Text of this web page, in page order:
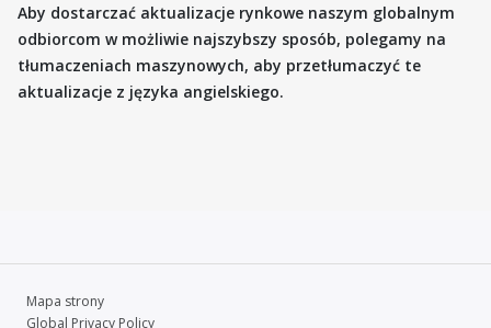
Aby dostarczać aktualizacje rynkowe naszym globalnym
odbiorcom w możliwie najszybszy sposób, polegamy na
tłumaczeniach maszynowych, aby przetłumaczyć te
aktualizacje z języka angielskiego.
Mapa strony
Global Privacy Policy